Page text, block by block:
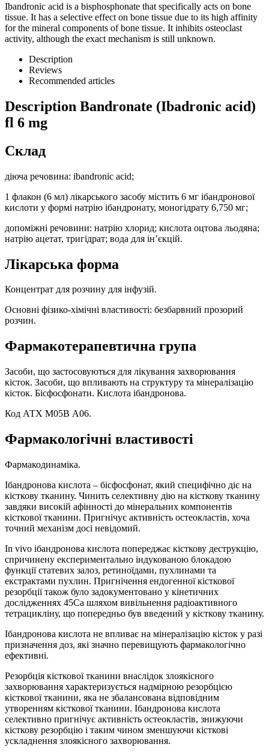
Ibandronic acid is a bisphosphonate that specifically acts on bone
tissue. It has a selective effect on bone tissue due to its high affinity
for the mineral components of bone tissue. It inhibits osteoclast
activity, although the exact mechanism is still unknown.
Description
Reviews
Recommended articles
Description Bandronate (Ibadronic acid)
fl 6 mg
Склад
діюча речовина: ibandronic acid;
1 флакон (6 мл) лікарського засобу містить 6 мг ібандронової
кислоти у формі натрію ібандронату, моногідрату 6,750 мг;
допоміжні речовини: натрію хлорид; кислота оцтова льодяна;
натрію ацетат, тригідрат; вода для ін’єкцій.
Лікарська форма
Концентрат для розчину для інфузій.
Основні фізико-хімічні властивості: безбарвний прозорий
розчин.
Фармакотерапевтична група
Засоби, що застосовуються для лікування захворювання
кісток. Засоби, що впливають на структуру та мінералізацію
кісток. Бісфосфонати. Кислота ібандронова.
Код АТХ М05В А06.
Фармакологічні властивості
Фармакодинаміка.
Ібандронова кислота – бісфосфонат, який специфічно діє на
кісткову тканину. Чинить селективну дію на кісткову тканину
завдяки високій афінності до мінеральних компонентів
кісткової тканини. Пригнічує активність остеокластів, хоча
точний механізм досі невідомий.
Іn vivo ібандронова кислота попереджає кісткову деструкцію,
спричинену експериментально індукованою блокадою
функції статевих залоз, ретиноїдами, пухлинами та
екстрактами пухлин. Пригнічення ендогенної кісткової
резорбції також було задокументовано у кінетичних
дослідженнях 45Са шляхом вивільнення радіоактивного
тетрацикліну, що попередньо був введений у кісткову тканину.
Ібандронова кислота не впливає на мінералізацію кісток у разі
призначення доз, які значно перевищують фармакологічно
ефективні.
Резорбція кісткової тканини внаслідок злоякісного
захворювання характеризується надмірною резорбцією
кісткової тканини, яка не збалансована відповідним
утворенням кісткової тканини. Ібандронова кислота
селективно пригнічує активність остеокластів, знижуючи
кісткову резорбцію і таким чином зменшуючи кісткові
ускладнення злоякісного захворювання.